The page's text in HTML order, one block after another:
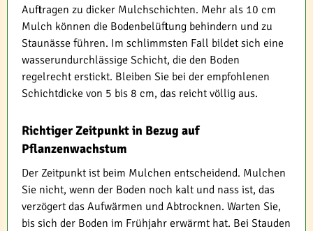
Auftragen zu dicker Mulchschichten. Mehr als 10 cm
Mulch können die Bodenbelüftung behindern und zu
Staunässe führen. Im schlimmsten Fall bildet sich eine
wasserundurchlässige Schicht, die den Boden
regelrecht erstickt. Bleiben Sie bei der empfohlenen
Schichtdicke von 5 bis 8 cm, das reicht völlig aus.
Richtiger Zeitpunkt in Bezug auf
Pflanzenwachstum
Der Zeitpunkt ist beim Mulchen entscheidend. Mulchen
Sie nicht, wenn der Boden noch kalt und nass ist, das
verzögert das Aufwärmen und Abtrocknen. Warten Sie,
bis sich der Boden im Frühjahr erwärmt hat. Bei Stauden